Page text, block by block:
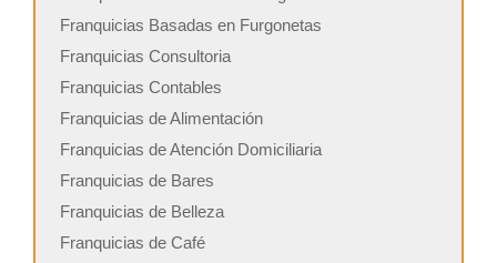
Franquicias Basadas en Furgonetas
Franquicias Consultoria
Franquicias Contables
Franquicias de Alimentación
Franquicias de Atención Domiciliaria
Franquicias de Bares
Franquicias de Belleza
Franquicias de Café